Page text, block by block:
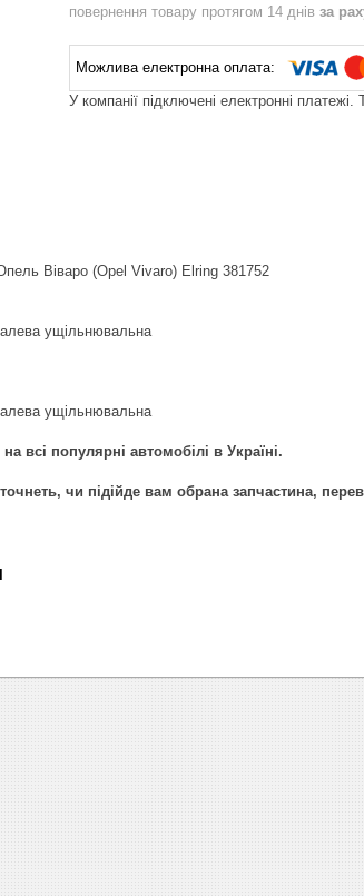
повернення товару протягом 14 днів за
У компанії підключені електронні
Віваро (Opel Vivaro) Elring 381752
ущільнювальна
ущільнювальна
всі популярні автомобілі в Україні.
чи підійде вам обрана запчастина,